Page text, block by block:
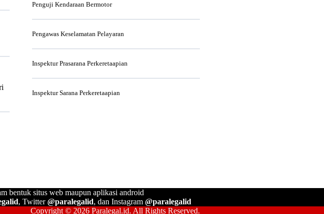
Penguji Kendaraan Bermotor
Pengawas Keselamatan Pelayaran
Inspektur Prasarana Perkeretaapian
Inspektur Sarana Perkeretaapian
bentuk situs web maupun aplikasi android
, Twitter@paralegalid, dan Instagram @paralegalid
Copyright © 2026 Paralegal.id. All Rights Reserved.